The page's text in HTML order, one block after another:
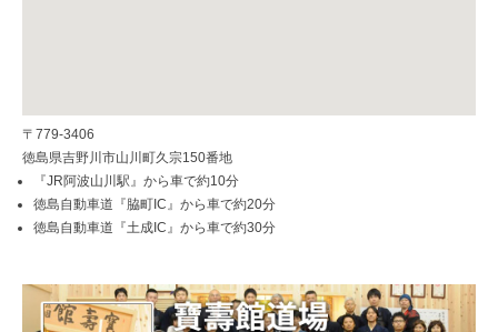
〒779-3406
徳島県吉野川市山川町久宗150番地
『JR阿波山川駅』から車で約10分
徳島自動車道『脇町IC』から車で約20分
徳島自動車道『土成IC』から車で約30分